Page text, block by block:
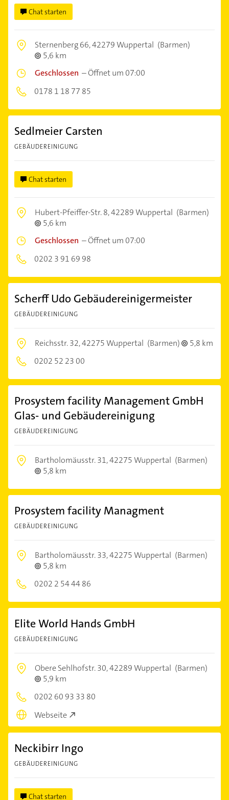
Chat starten
Sternenberg 66,42279 Wuppertal (Barmen)
5,6 km
Geschlossen –Öffnet um 07:00
0178 1 18 77 85
Sedlmeier Carsten
GEBÄUDEREINIGUNG
Chat starten
Hubert-Pfeiffer-Str. 8,42289 Wuppertal (Barmen)
5,6 km
Geschlossen –Öffnet um 07:00
0202 3 91 69 98
Scherff Udo Gebäudereinigermeister
GEBÄUDEREINIGUNG
Reichsstr. 32,42275 Wuppertal (Barmen)
5,8 km
0202 52 23 00
Prosystem facility Management GmbH
Glas- und Gebäudereinigung
GEBÄUDEREINIGUNG
Bartholomäusstr. 31,42275 Wuppertal (Barmen)
5,8 km
Prosystem facility Managment
GEBÄUDEREINIGUNG
Bartholomäusstr. 33,42275 Wuppertal (Barmen)
5,8 km
0202 2 54 44 86
Elite World Hands GmbH
GEBÄUDEREINIGUNG
Obere Sehlhofstr. 30,42289 Wuppertal (Barmen)
5,9 km
0202 60 93 33 80
Webseite
Neckibirr Ingo
GEBÄUDEREINIGUNG
Chat starten